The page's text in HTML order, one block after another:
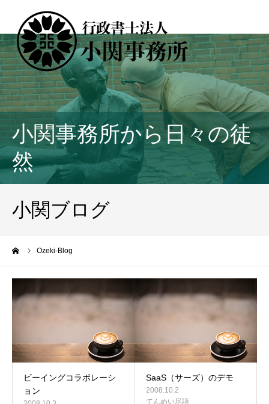
小関事務所から日々の徒
然
小関ブログ
Ozeki-Blog
ビーイングコラボレーシ
ョン
SaaS（サーズ）のデモ
2008.10.2
てんめい尽語